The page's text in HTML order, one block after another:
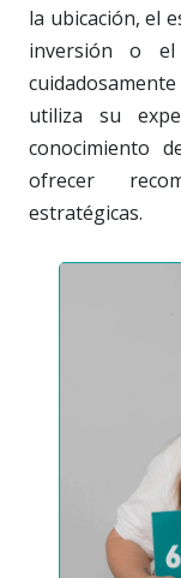
la ubicación, el
inversión o el
utiliza su
conocimiento
ofrecer
estratégicas.